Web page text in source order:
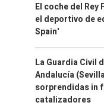
El coche del Rey
el deportivo de
Spain'
La Guardia Civil
Andalucía
sorprendidas in
catalizadores